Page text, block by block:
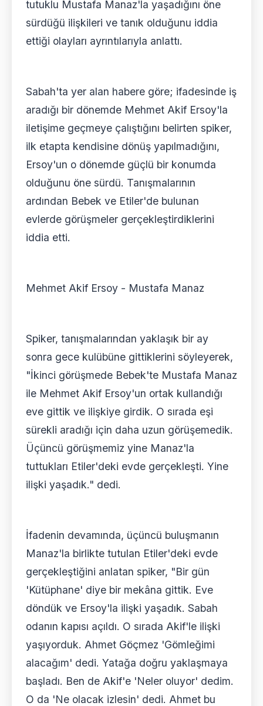
tutuklu Mustafa Manaz'la yaşadığını öne
sürdüğü ilişkileri ve tanık olduğunu iddia
ettiği olayları ayrıntılarıyla anlattı.
Sabah'ta yer alan habere göre; ifadesinde iş
aradığı bir dönemde Mehmet Akif Ersoy'la
iletişime geçmeye çalıştığını belirten spiker,
ilk etapta kendisine dönüş yapılmadığını,
Ersoy'un o dönemde güçlü bir konumda
olduğunu öne sürdü. Tanışmalarının
ardından Bebek ve Etiler'de bulunan
evlerde görüşmeler gerçekleştirdiklerini
iddia etti.
Mehmet Akif Ersoy - Mustafa Manaz
Spiker, tanışmalarından yaklaşık bir ay
sonra gece kulübüne gittiklerini söyleyerek,
"İkinci görüşmede Bebek'te Mustafa Manaz
ile Mehmet Akif Ersoy'un ortak kullandığı
eve gittik ve ilişkiye girdik. O sırada eşi
sürekli aradığı için daha uzun görüşemedik.
Üçüncü görüşmemiz yine Manaz'la
tuttukları Etiler'deki evde gerçekleşti. Yine
ilişki yaşadık." dedi.
İfadenin devamında, üçüncü buluşmanın
Manaz'la birlikte tutulan Etiler'deki evde
gerçekleştiğini anlatan spiker, "Bir gün
'Kütüphane' diye bir mekâna gittik. Eve
döndük ve Ersoy'la ilişki yaşadık. Sabah
odanın kapısı açıldı. O sırada Akif'le ilişki
yaşıyorduk. Ahmet Göçmez 'Gömleğimi
alacağım' dedi. Yatağa doğru yaklaşmaya
başladı. Ben de Akif'e 'Neler oluyor' dedim.
O da 'Ne olacak izlesin' dedi. Ahmet bu